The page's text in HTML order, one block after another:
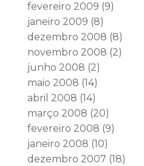
fevereiro 2009 (9)
janeiro 2009 (8)
dezembro 2008 (8)
novembro 2008 (2)
junho 2008 (2)
maio 2008 (14)
abril 2008 (14)
março 2008 (20)
fevereiro 2008 (9)
janeiro 2008 (10)
dezembro 2007 (18)